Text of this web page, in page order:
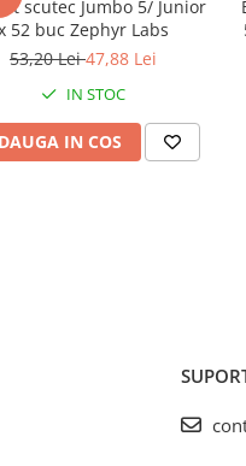
scutec Jumbo 5/ Junior
52 buc Zephyr Labs
53,20 Lei47,88 Lei
IN STOC
IN COS